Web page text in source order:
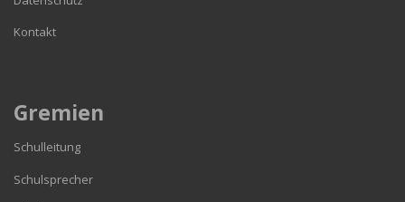
Kontakt
Gremien
Schulleitung
Schulsprecher